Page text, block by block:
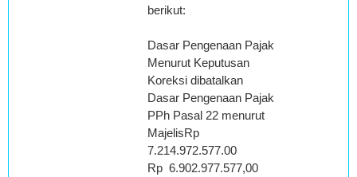
berikut:
Dasar Pengenaan Pajak
Menurut Keputusan
Koreksi dibatalkan
Dasar Pengenaan Pajak
PPh Pasal 22 menurut
MajelisRp
7.214.972.577.00
Rp 6.902.977.577,00